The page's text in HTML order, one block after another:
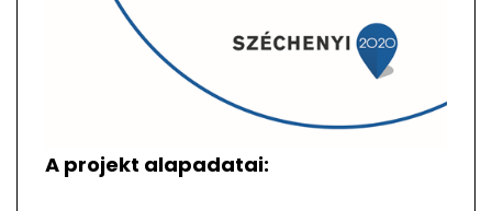
A projekt alapadatai: